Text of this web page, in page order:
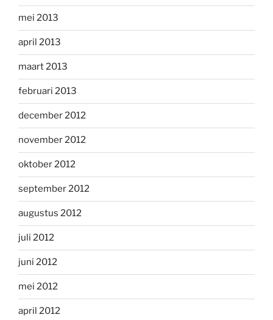
mei 2013
april 2013
maart 2013
februari 2013
december 2012
november 2012
oktober 2012
september 2012
augustus 2012
juli 2012
juni 2012
mei 2012
april 2012